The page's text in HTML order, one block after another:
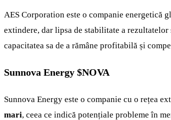
AES Corporation este o companie energetică
extindere, dar lipsa de stabilitate a
capacitatea sa de a rămâne profitabilă și
Sunnova Energy $NOVA
Sunnova Energy este o companie cu o rețea
mari, ceea ce indică potențiale probleme în